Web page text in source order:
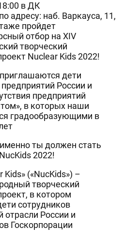
в ДК
адресу: наб. Варкауса, 11,
пройдет
отбор на XIV
творческий
Nuclear Kids 2022!
дети
России и
предприятий
в которых наши
градообразующими в
ты должен стать
2022!
(«NucKids») –
творческий
в котором
сотрудников
отрасли России и
Госкорпорации